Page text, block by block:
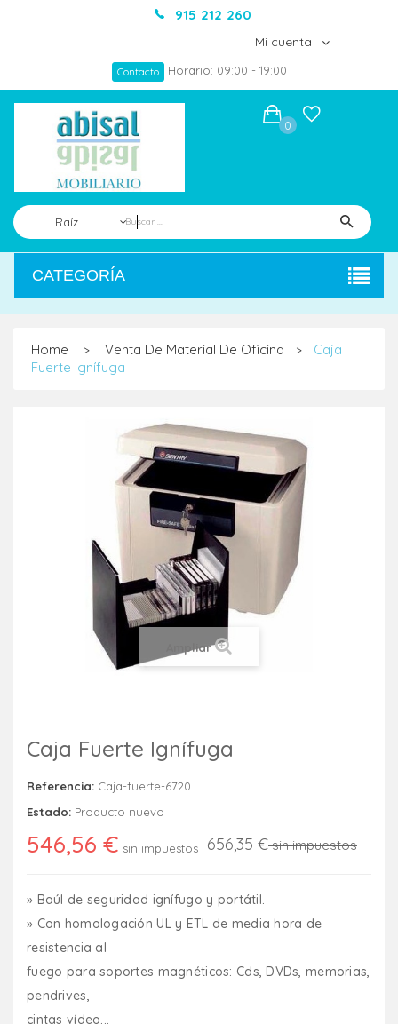
915 212 260
Mi cuenta
Contacto Horario: 09:00 - 19:00
Raíz
0
CATEGORÍA
Home > Venta De Material De Oficina >
Caja
Fuerte Ignífuga
Ampliar
Caja Fuerte Ignífuga
Referencia: Caja-fuerte-6720
Estado: Producto nuevo
546,56 € sin impuestos 656,35 €sin impuestos
» Baúl de seguridad ignífugo y portátil.
» Con homologación UL y ETL de media hora de
resistencia al
fuego para soportes magnéticos: Cds, DVDs, memorias,
pendrives,
cintas vídeo...